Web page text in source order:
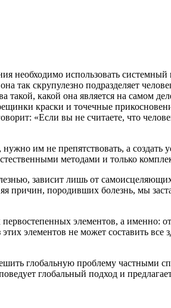
необходимо использовать системный
так скрупулезно подразделяет
такой, какой она является на самом
краски и точечные
«Если вы не считаете, что
им не препятствовать, а создать
методами и только
зависит лишь от
породивших болезнь, мы
элементов, а именно:
элементов не может составить все
глобальную проблему частными
глобальный подход и